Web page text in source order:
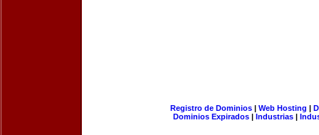
Registro de Dominios| Web Hosting |
Dominios Expirados | Industrias |